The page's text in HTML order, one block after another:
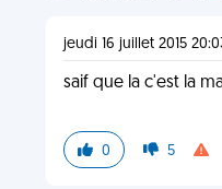
jeudi 16 juillet 2015
saif que la c'est la
0 5